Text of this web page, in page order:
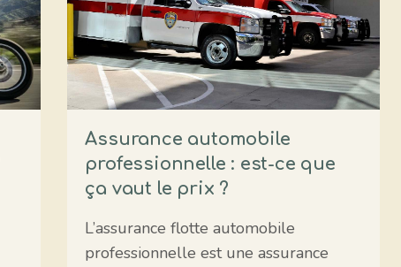
Assurance automobile
professionnelle : est-ce que
ça vaut le prix ?
L’assurance flotte automobile
professionnelle est une assurance